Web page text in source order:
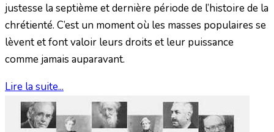
justesse la septième et dernière période de l’histoire de la
chrétienté. C’est un moment où les masses populaires se
lèvent et font valoir leurs droits et leur puissance
comme jamais auparavant.
Lire la suite...